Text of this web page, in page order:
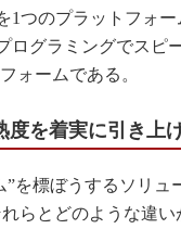
1つのプラットフォ
ログラミングでスピ
ォームである。
度を着実に引き上
を標ぼうするソリュ
らとどのような違い